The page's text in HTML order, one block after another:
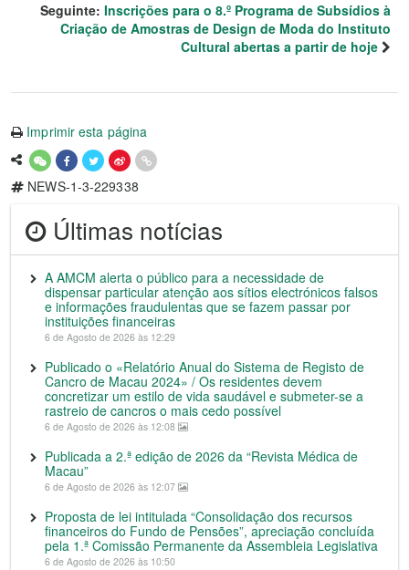
Seguinte: Inscrições para o 8.º Programa de Subsídios à
Criação de Amostras de Design de Moda do Instituto
Cultural abertas a partir de hoje
Imprimir esta página
NEWS-1-3-229338
Últimas notícias
A AMCM alerta o público para a necessidade de
dispensar particular atenção aos sítios electrónicos falsos
e informações fraudulentas que se fazem passar por
instituições financeiras
6 de Agosto de 2026 às 12:29
Publicado o «Relatório Anual do Sistema de Registo de
Cancro de Macau 2024» / Os residentes devem
concretizar um estilo de vida saudável e submeter-se a
rastreio de cancros o mais cedo possível
6 de Agosto de 2026 às 12:08
Publicada a 2.ª edição de 2026 da “Revista Médica de
Macau”
6 de Agosto de 2026 às 12:07
Proposta de lei intitulada “Consolidação dos recursos
financeiros do Fundo de Pensões”, apreciação concluída
pela 1.ª Comissão Permanente da Assembleia Legislativa
6 de Agosto de 2026 às 10:50